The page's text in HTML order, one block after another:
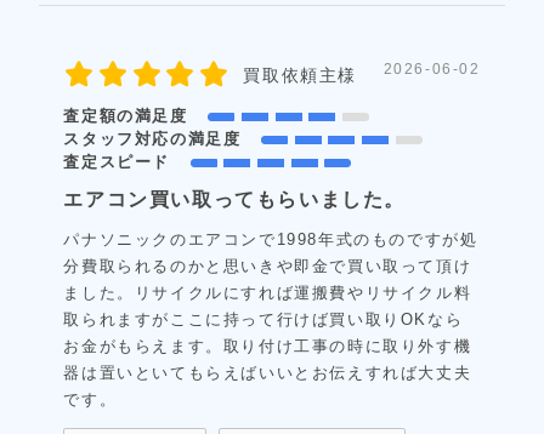
買取依頼主様 2026-06-02
査定額の満足度
スタッフ対応の満足度
査定スピード
エアコン買い取ってもらいました。
パナソニックのエアコンで1998年式のものですが処
分費取られるのかと思いきや即金で買い取って頂け
ました。リサイクルにすれば運搬費やリサイクル料
取られますがここに持って行けば買い取りOKなら
お金がもらえます。取り付け工事の時に取り外す機
器は置いといてもらえばいいとお伝えすれば大丈夫
です。